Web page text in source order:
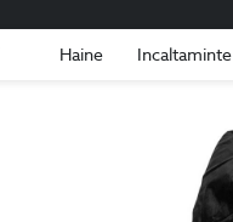
Haine Incaltaminte